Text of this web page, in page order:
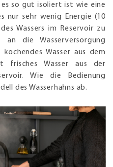
es so gut isoliert ist wie eine
nur sehr wenig Energie (10
Wassers im Reservoir zu
die Wasserversorgung
Wasser aus dem
Wasser aus der
Wie die Bedienung
des Wasserhahns ab.